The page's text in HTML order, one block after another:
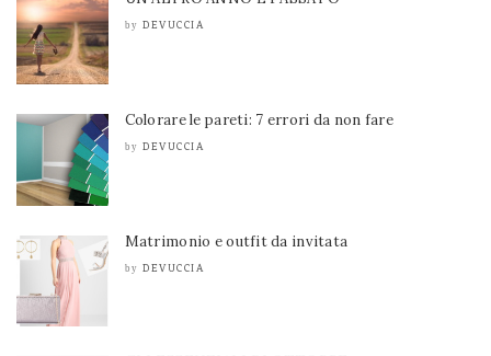
by DEVUCCIA
Colorare le pareti: 7 errori da non fare
by DEVUCCIA
Matrimonio e outfit da invitata
by DEVUCCIA